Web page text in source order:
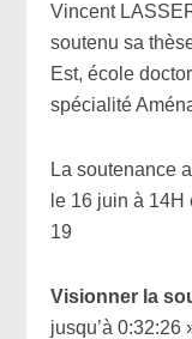
Vincent
soutenu sa
Est, école
spécialité
La soutenance
le 16 juin à
19
Visionner la
jusqu’à 0:32:26